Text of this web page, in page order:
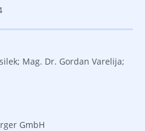
Mag. Dr. Gordan Varelija;
GmbH